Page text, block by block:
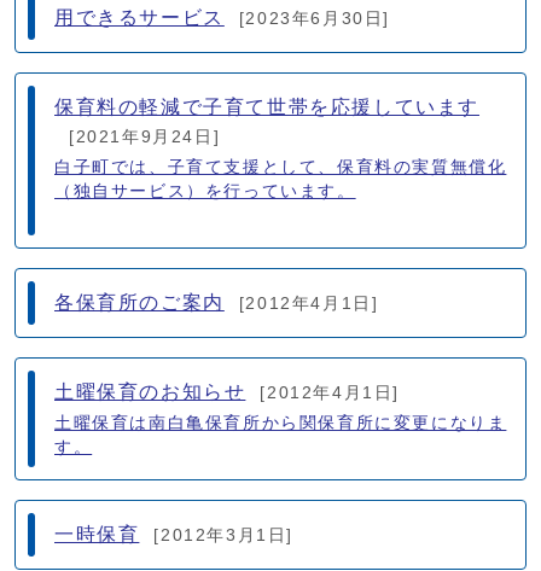
用できるサービス
[2023年6月30日]
保育料の軽減で子育て世帯を応援しています
[2021年9月24日]
白子町では、子育て支援として、保育料の実質無償化
（独自サービス）を行っています。
各保育所のご案内 [2012年4月1日]
土曜保育のお知らせ
[2012年4月1日]
土曜保育は南白亀保育所から関保育所に変更になりま
す。
一時保育 [2012年3月1日]